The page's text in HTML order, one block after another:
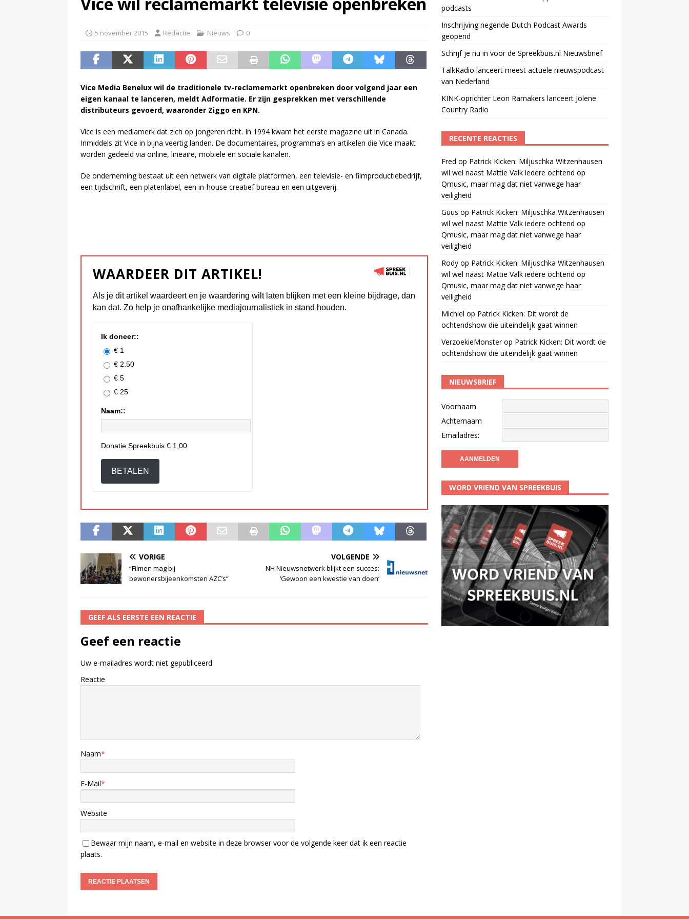
5 november 2015 Redactie Nieuws 0
Vice Media Benelux wil de traditionele tv-reclamemarkt openbreken door volgend jaar een
eigen kanaal te lanceren, meldt Adformatie. Er zijn gesprekken met verschillende
distributeurs gevoerd, waaronder Ziggo en KPN.
Vice is een mediamerk dat zich op jongeren richt. In 1994 kwam het eerste magazine uit in Canada.
Inmiddels zit Vice in bijna veertig landen. De documentaires, programma’s en artikelen die Vice maakt
worden gedeeld via online, lineaire, mobiele en sociale kanalen.
De onderneming bestaat uit een netwerk van digitale platformen, een televisie- en filmproductiebedrijf,
een tijdschrift, een platenlabel, een in-house creatief bureau en een uitgeverij.
WAARDEER DIT ARTIKEL!
Als je dit artikel waardeert en je waardering wilt laten blijken met een kleine bijdrage, dan
kan dat. Zo help je onafhankelijke mediajournalistiek in stand houden.
Ik doneer::
€ 1
€ 2.50
€ 5
€ 25
Naam::
Donatie Spreekbuis € 1,00
BETALEN
VORIGE
“Filmen mag bij
bewonersbijeenkomsten AZC’s”
VOLGENDE
NH Nieuwsnetwerk blijkt een succes:
‘Gewoon een kwestie van doen’
GEEF ALS EERSTE EEN REACTIE
Geef een reactie
Uw e-mailadres wordt niet gepubliceerd.
Reactie
Naam*
E-Mail*
Website
Bewaar mijn naam, e-mail en website in deze browser voor de volgende keer dat ik een reactie
plaats.
podcasts
Inschrijving negende Dutch Podcast Awards
geopend
Schrijf je nu in voor de Spreekbuis.nl Nieuwsbrief
TalkRadio lanceert meest actuele nieuwspodcast
van Nederland
KINK-oprichter Leon Ramakers lanceert Jolene
Country Radio
RECENTE REACTIES
Fred op Patrick Kicken: Miljuschka Witzenhausen
wil wel naast Mattie Valk iedere ochtend op
Qmusic, maar mag dat niet vanwege haar
veiligheid
Guus op Patrick Kicken: Miljuschka Witzenhausen
wil wel naast Mattie Valk iedere ochtend op
Qmusic, maar mag dat niet vanwege haar
veiligheid
Rodyop Patrick Kicken: Miljuschka Witzenhausen
wil wel naast Mattie Valk iedere ochtend op
Qmusic, maar mag dat niet vanwege haar
veiligheid
Michiel op Patrick Kicken: Dit wordt de
ochtendshow die uiteindelijk gaat winnen
VerzoekieMonsterop Patrick Kicken: Dit wordt de
ochtendshow die uiteindelijk gaat winnen
NIEUWSBRIEF
Voornaam
Achternaam
Emailadres:
WORD VRIEND VAN SPREEKBUIS